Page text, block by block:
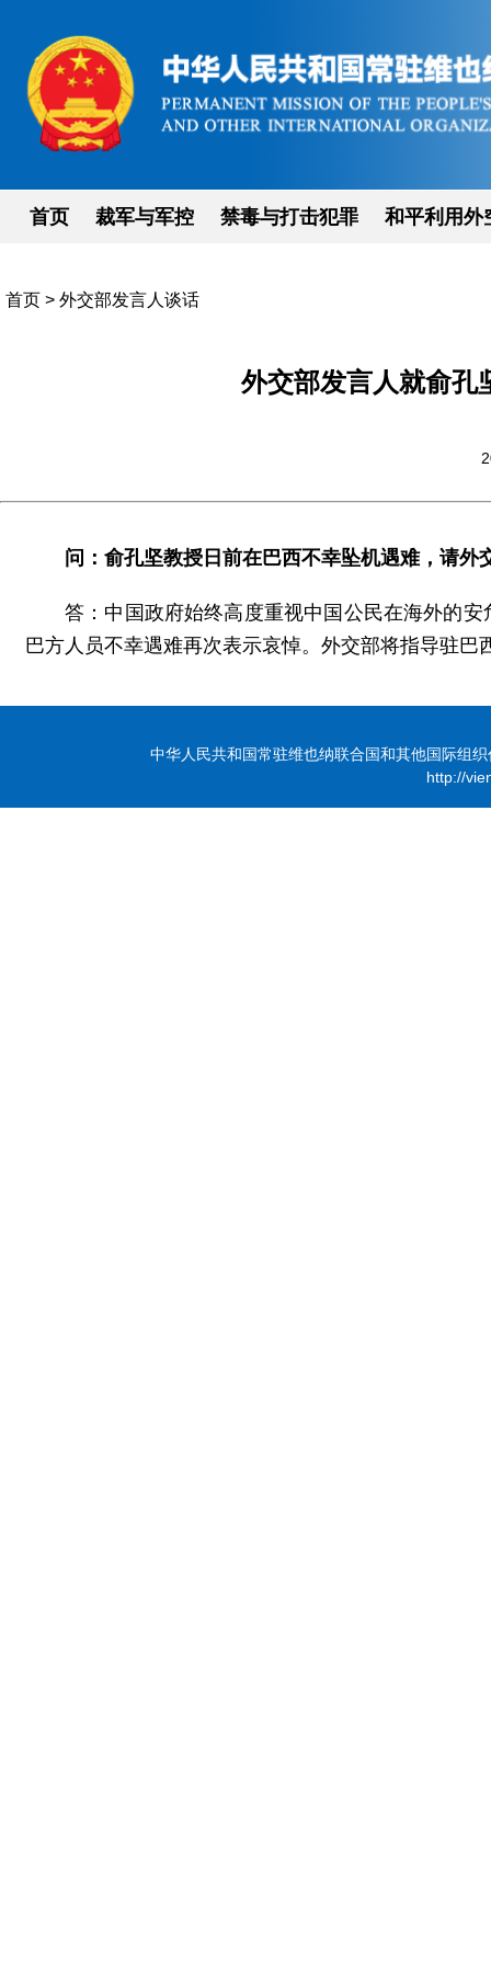
首页 裁军与军控 禁毒与打击犯罪 和平利用外
首页 > 外交部发言人谈话
外交部发言人就俞孔
问：俞孔坚教授日前在巴西不幸坠机遇难，请外
答：中国政府始终高度重视中国公民在海外的
巴方人员不幸遇难再次表示哀悼。外交部将指导驻巴
中华人民共和国常驻维也纳联合国和其他国际组
http://